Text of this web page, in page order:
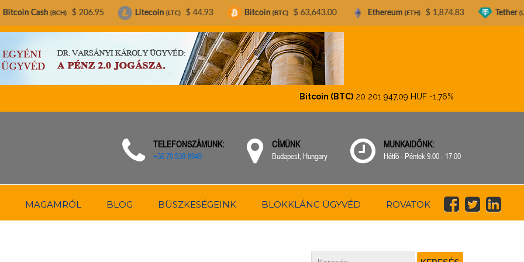
Bitcoin (BTC)20 201 947,09 HUF-1,76%
TELEFONSZÁMUNK:
+36 70 538-8940
CÍMÜNK
Budapest, Hungary
MUNKAIDŐNK:
Hétfő - Péntek 9.00 - 17.00
MAGAMRÓL BLOG BÜSZKESÉGEINK BLOKKLÁNC ÜGYVÉD ROVATOK
$ 206.95 Litecoin (LTC) $ 44.93 Bitcoin(BTC) $ 63,643.00 Ethereum (ETH) $ 1,874.83 Tether(USDT) $